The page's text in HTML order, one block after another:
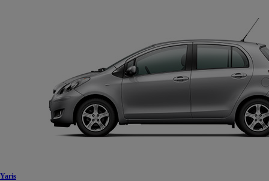
Yaris